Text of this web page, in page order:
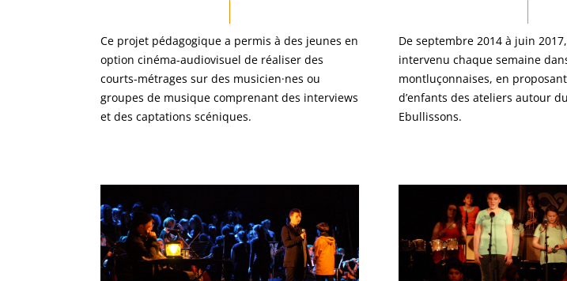
Ce projet pédagogique a permis à des jeunes en
option cinéma-audiovisuel de réaliser des
courts-métrages sur des musicien·nes ou
groupes de musique comprenant des interviews
et des captations scéniques.
De septembre 2014 à juin
intervenu chaque semaine
montluçonnaises, en
d’enfants des ateliers autour
Ebullissons.